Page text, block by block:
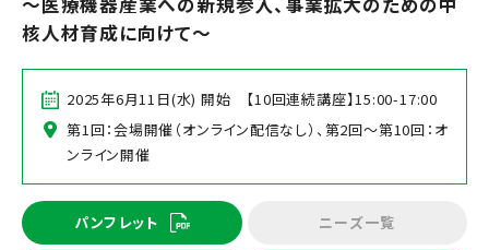
核人材育成に向けて～
2025年6月11日(水) 開始 【10回連続講座】15:00-17:00
第1回：会場開催（オンライン配信なし）、第2回～第10回：オ
ンライン開催
パンフレット ニーズ一覧